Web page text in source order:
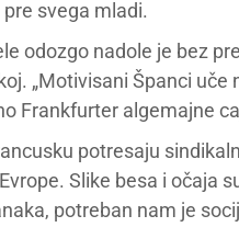
svega mladi.
odozgo nadole je bez
„Motivisani Španci
Frankfurter algemajne
potresaju
Slike besa i očaja
potreban nam je